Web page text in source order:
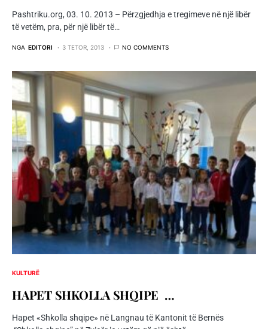
Pashtriku.org, 03. 10. 2013 – Përzgjedhja e tregimeve në një libër
të vetëm, pra, për një libër të…
NGA EDITORI 3 TETOR, 2013 NO COMMENTS
KULTURË
HAPET SHKOLLA SHQIPE …
Hapet «Shkolla shqipe» në Langnau të Kantonit të Bernës